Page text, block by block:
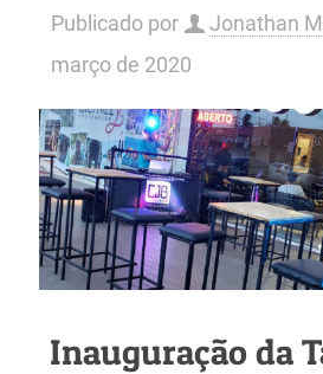
Publicado por Jonathan
março de 2020
Inauguração da